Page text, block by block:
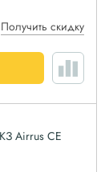
Получить скидку
Airrus CE